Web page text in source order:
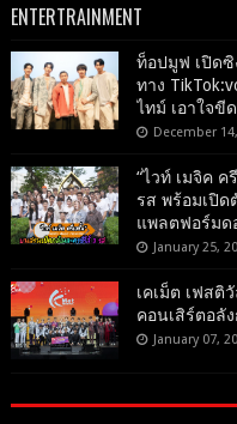
ENTERTRAINMENT
ท็อปมูฟ เปิดซิ
ทาง
ไทม์ เอาใจขี
December
“ไวท์ เมจิค ค
รส พร้อมเปิด
แพลตฟอร์มด
January 25,
เคเม็ต เฟสติ
คอนเสิร์ตอลั
January 07,